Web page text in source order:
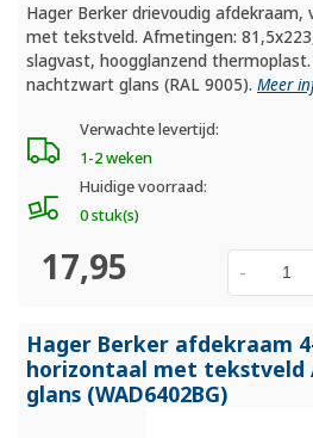
Hager Berker drievoudig
met tekstveld. Afmetingen:
slagvast, hoogglanzend thermoplast.
nachtzwart glans (RAL 9005).Meer
Verwachte levertijd:
1-2 weken
Huidige voorraad:
0 stuk(s)
17,95 -
Hager Berker afdekraam
horizontaal met tekstveld
glans (WAD6402BG)